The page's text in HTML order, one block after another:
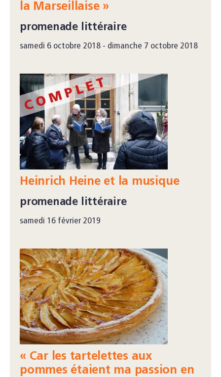
la Marseillaise »
promenade littéraire
samedi 6 octobre 2018 - dimanche 7 octobre 2018
Heinrich Heine et la musique
promenade littéraire
samedi 16 février 2019
« Car les tartelettes aux
pommes étaient ma passion en